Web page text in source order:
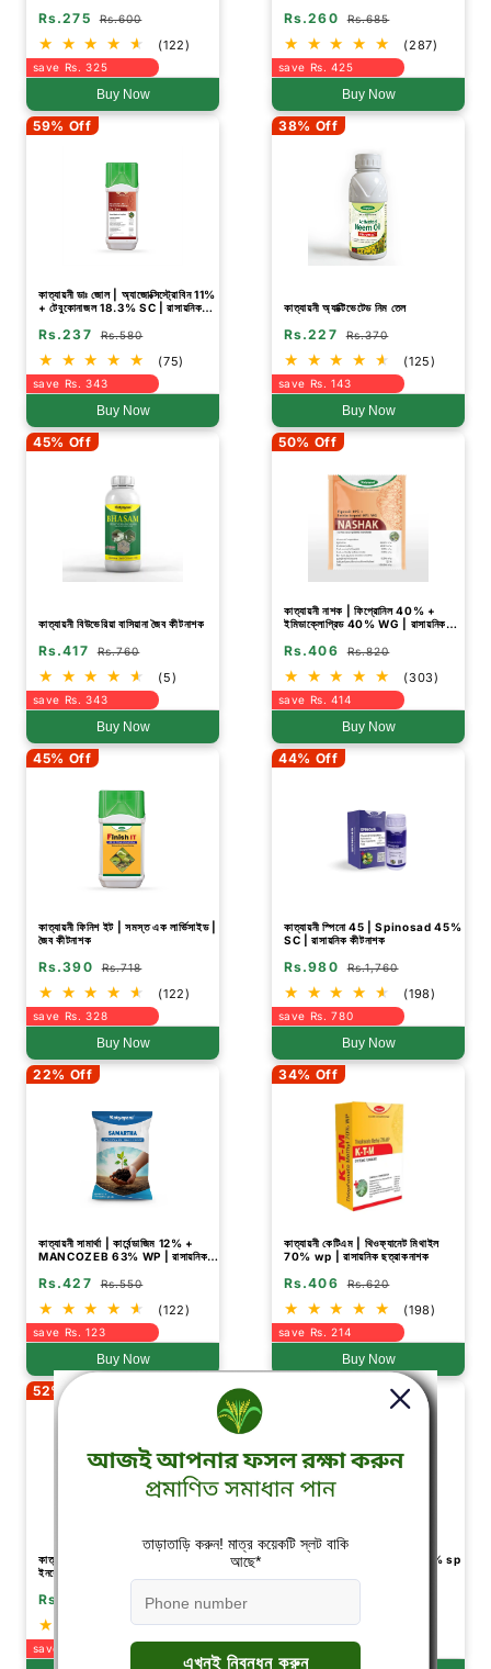
Rs.275 Rs.600
(122)
save Rs. 325
Buy Now
Rs.260 Rs.685
(287)
save Rs. 425
Buy Now
59% Off
কাত্যায়নী ডাঃ জোল | অ্যাজোক্সিস্ট্রোবিন 11%
+ টেবুকোনাজল 18.3% SC | রাসায়নিক
Rs.237 Rs.580
(75)
save Rs. 343
Buy Now
38% Off
কাত্যায়নী অ্যাক্টিভেটেড নিম তেল
Rs.227 Rs.370
(125)
save Rs. 143
Buy Now
45% Off
কাত্যায়নী বিউভেরিয়া বাসিয়ানা জৈব কীটনাশক
Rs.417 Rs.760
(5)
save Rs. 343
Buy Now
50% Off
কাত্যায়নী নাশক | ফিপ্রোনিল 40% +
ইমিডাক্লোপ্রিড 40% WG | রাসায়নিক
Rs.406 Rs.820
(303)
save Rs. 414
Buy Now
45% Off
কাত্যায়নী ফিনিশ ইট | সমস্ত এক লার্ভিসাইড |
জৈব কীটনাশক
Rs.390 Rs.718
(122)
save Rs. 328
Buy Now
44% Off
কাত্যায়নী স্পিনো 45 | Spinosad 45%
SC | রাসায়নিক কীটনাশক
Rs.980 Rs.1,760
(198)
save Rs. 780
Buy Now
22% Off
কাত্যায়নী সামার্থা | কার্বেন্ডাজিম 12% +
MANCOZEB 63% WP | রাসায়নিক
Rs.427 Rs.550
(122)
save Rs. 123
Buy Now
34% Off
কাত্যায়নী কেটিএম | থিওফ্যানেট মিথাইল
70% wp | রাসায়নিক ছত্রাকনাশক
Rs.406 Rs.620
(198)
save Rs. 214
Buy Now
52% Off
কাত্যায়নী বিউভেরিয়া বাসিয়ানা বায়ো
ইনসেক্টিসাইড পাউডার
Rs.370
(2)
save Rs. 411
K- Acepro | অ্যাসিটামিপ্রিড 20% sp